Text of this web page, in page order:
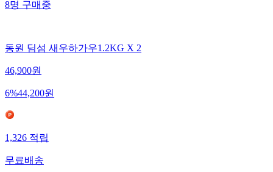
8명구매중
동원 딤섬 새우하가우1.2KG X 2
46,900원
6%44,200원
1,326적립
무료배송